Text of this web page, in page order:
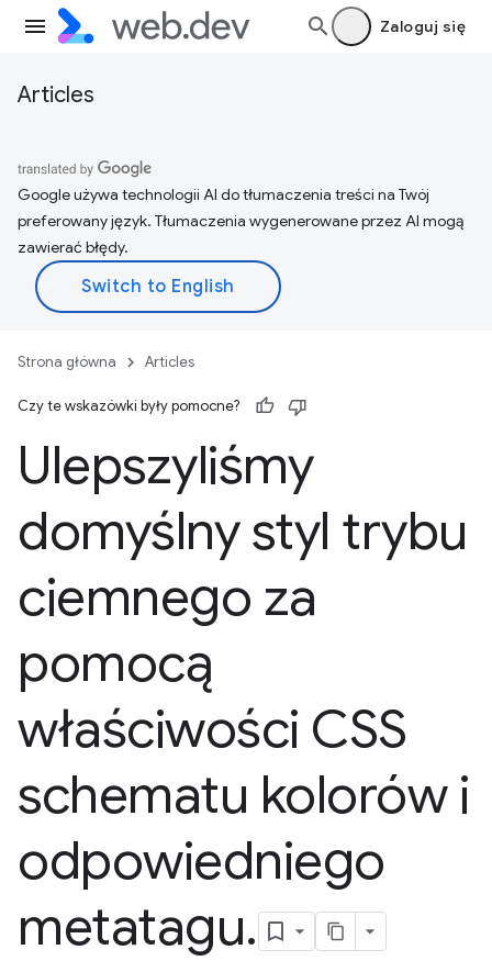
Zaloguj się
Articles
Google używa technologii AI do tłumaczenia treści na Twój
preferowany język. Tłumaczenia wygenerowane przez AI mogą
zawierać błędy.
Strona główna Articles
Czy te wskazówki były pomocne?
Ulepszyliśmy
domyślny styl trybu
ciemnego za
pomocą
właściwości CSS
schematu kolorów i
odpowiedniego
metatagu.